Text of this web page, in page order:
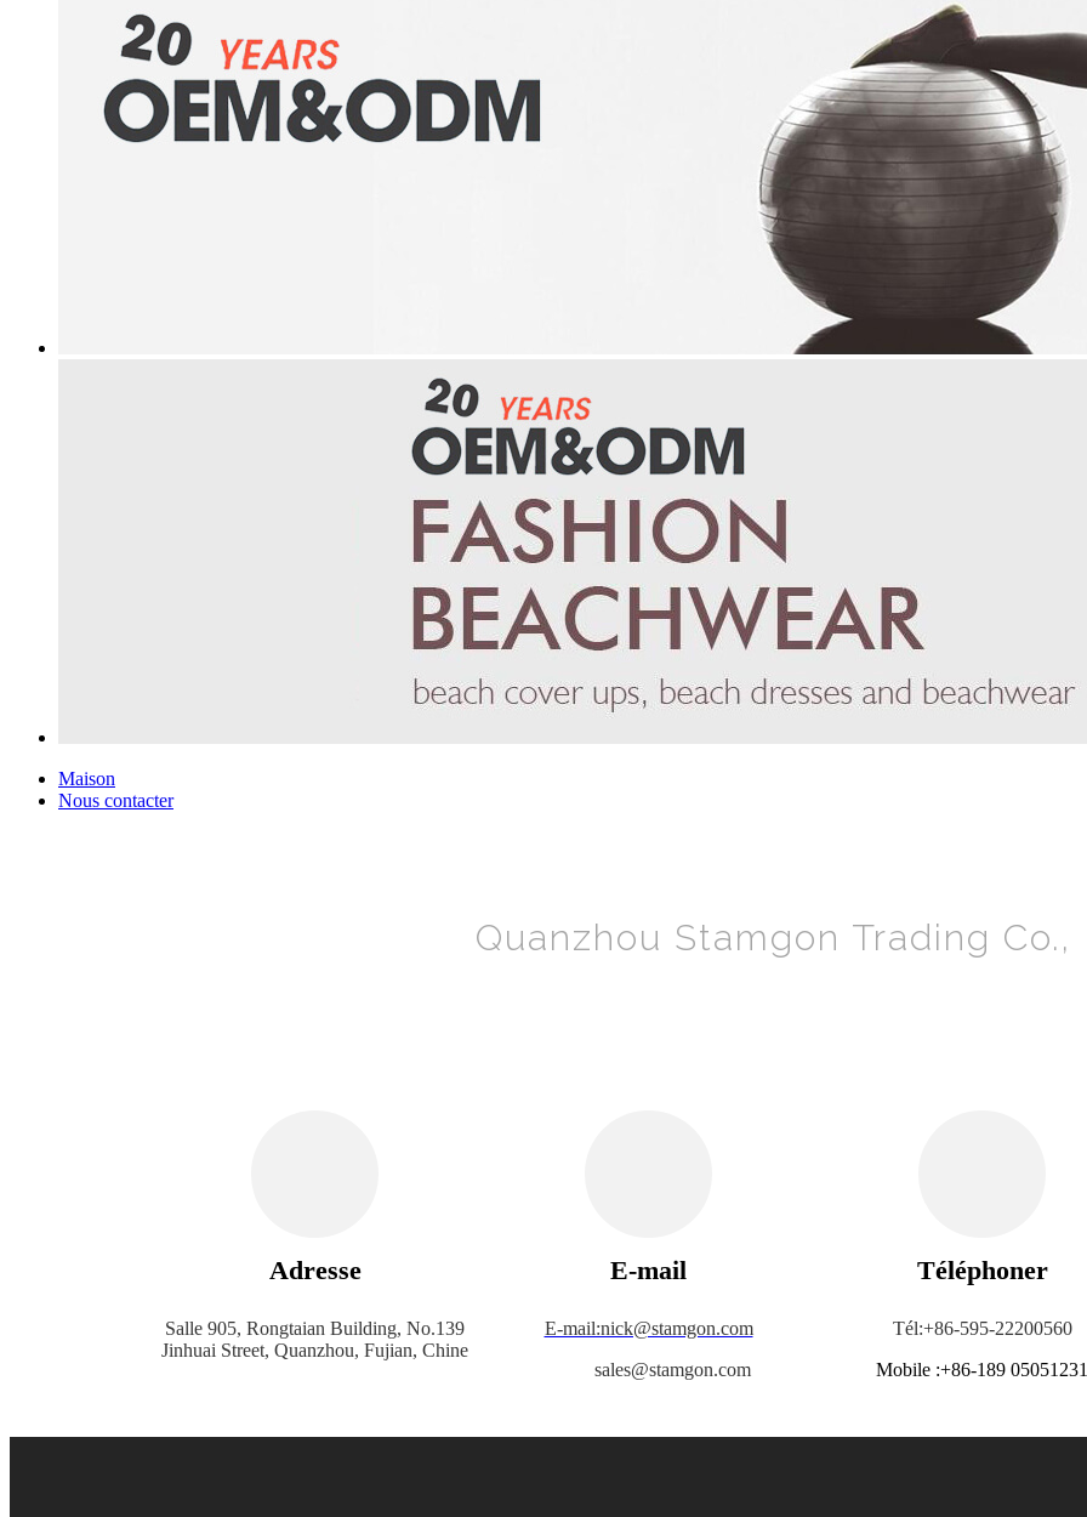
Maison
Nous contacter
Quanzhou Stamgon Trading Co.,
Adresse
Salle 905, Rongtaian Building, No.139
Jinhuai Street, Quanzhou, Fujian, Chine
E-mail
E-mail:nick@stamgon.com
sales@stamgon.com
Téléphoner
Tél:+86-595-22200560
Mobile :+86-189 05051231